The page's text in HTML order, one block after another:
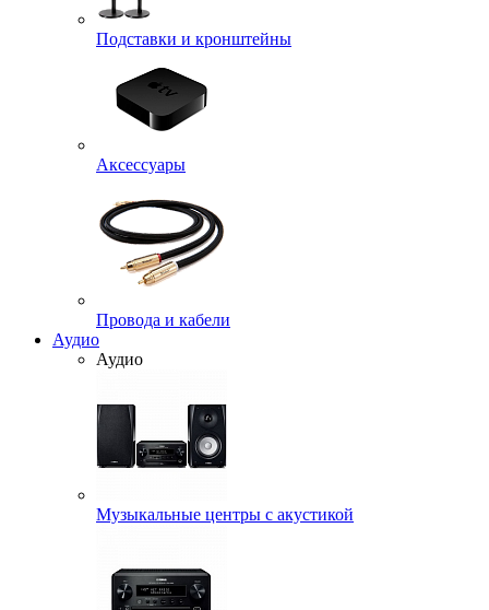
Подставки и кронштейны
Аксессуары
Провода и кабели
Аудио
Аудио
Музыкальные центры с акустикой